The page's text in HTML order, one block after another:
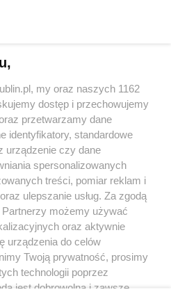
z treści
my oraz naszych 1162
dostęp i przechowujemy
przetwarzamy dane
identyfikatory, standardowe
urządzenie czy dane
spersonalizowanych
treści, pomiar reklam i
ulepszanie usług. Za zgodą
możemy używać
oraz aktywnie
urządzenia do celów
Twoją prywatność, prosimy
technologii poprzez
jest dobrowolna i zawsze